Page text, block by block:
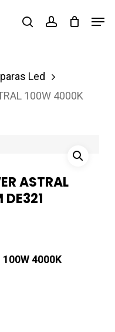
buscaraccount
Led
100W 4000K
ASTRAL
4000K